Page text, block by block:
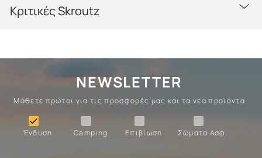
Κριτικές Skroutz
NEWSLETTER
Μάθετε πρώτοι για τις προσφορές μας και τα νέα προϊόντα
Σώματα Ασφ.
Επιβίωση
Camping
Ένδυση

Ένδυση